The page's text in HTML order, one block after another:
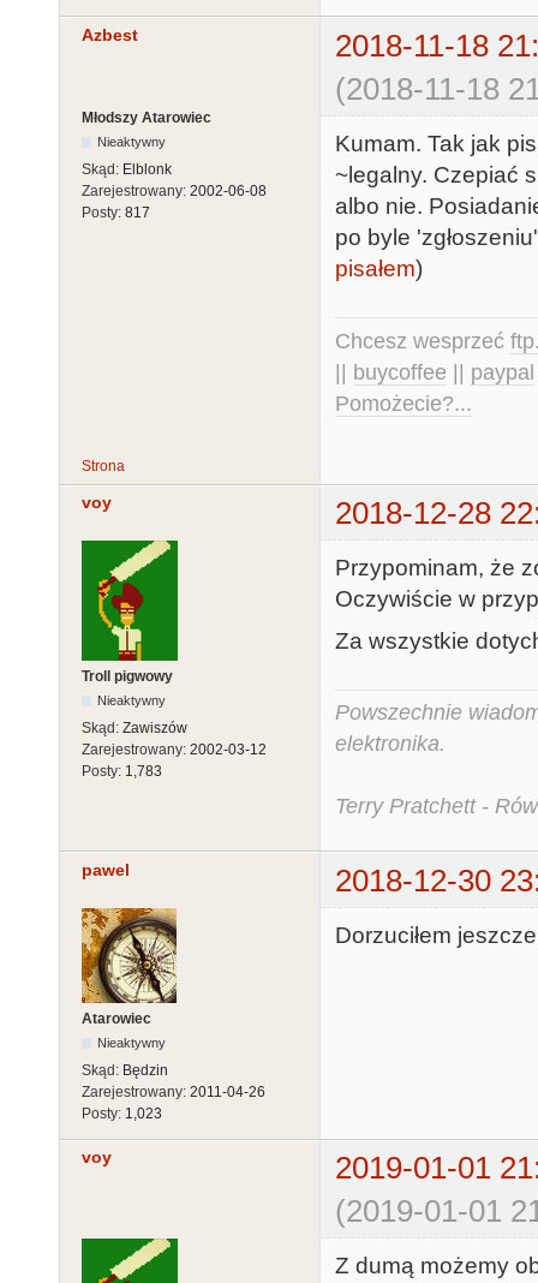
Azbest
2018-11-18
(2018-11-18
Młodszy Atarowiec
Nieaktywny
Skąd: Elblonk
Zarejestrowany: 2002-06-08
Posty: 817
Kumam. Tak jak
~legalny. Czepiać
albo nie.
po byle
pisałem)
Chcesz wesprzeć
|| buycoffee || paypal
Pomożecie?...
Strona
voy 2018-12-28
Troll pigwowy
Nieaktywny
Skąd: Zawiszów
Zarejestrowany: 2002-03-12
Posty: 1,783
Przypominam, że
Oczywiście w
Za wszystkie
Powszechnie
elektronika.
Terry Pratchett -
pawel 2018-12-30
Atarowiec
Nieaktywny
Skąd: Będzin
Zarejestrowany: 2011-04-26
Posty: 1,023
Dorzuciłem
voy
2019-01-01
(2019-01-01
Z dumą możemy